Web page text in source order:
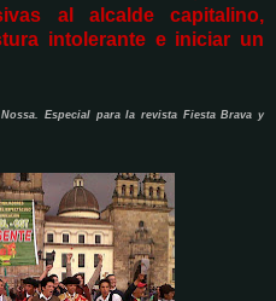
al alcalde capitalino,
intolerante e iniciar un
Especial para la revista Fiesta Brava y